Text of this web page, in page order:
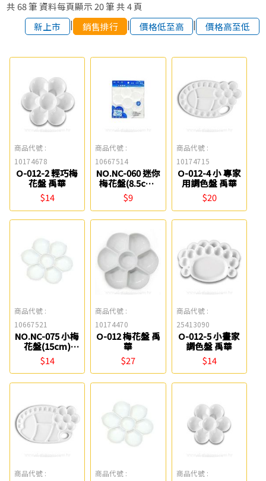
共 68筆 資料每頁顯示 20筆 共 4頁
新上市
| 銷售排行 | 價格低至高 | 價格高至低
商品代號 :
10174678
O-012-2 輕巧梅
花盤 禹華
$14
商品代號 :
10667514
NO.NC-060 迷你
梅花盤(8.5cm)
W.I.P
$9
商品代號 :
10174715
O-012-4 小 專家
用調色盤 禹華
$20
商品代號 :
10667521
NO.NC-075 小梅
花盤(15cm)
W.I.P
$14
商品代號 :
10174470
O-012 梅花盤 禹
華
$27
商品代號 :
25413090
O-012-5 小畫家
調色盤 禹華
$14
商品代號 :
商品代號 :
商品代號 :